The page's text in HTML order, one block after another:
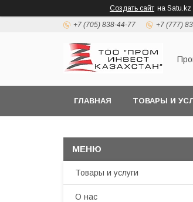
Создать сайт на Satu.kz
+7 (705) 838-44-77 +7 (777)
ГЛАВНАЯ ТОВАРЫ И
Товары и услуги
О нас